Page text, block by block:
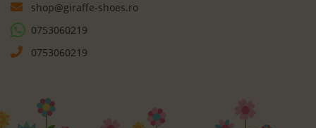
shop@giraffe-shoes.ro
0753060219
0753060219